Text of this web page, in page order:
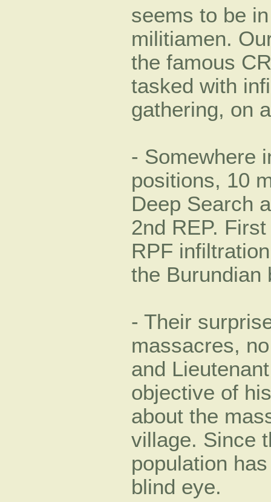
seems to be
militiamen.
the famous
tasked with
gathering, on
- Somewhere
positions, 10
Deep Search
2nd REP.
RPF
the Burundian
- Their
massacres,
and
objective of
about the
village. Since
population
blind eye.